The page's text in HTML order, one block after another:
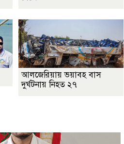
আলজেরিয়ায় ভয়াবহ বাস
দুর্ঘটনায় নিহত ২৭